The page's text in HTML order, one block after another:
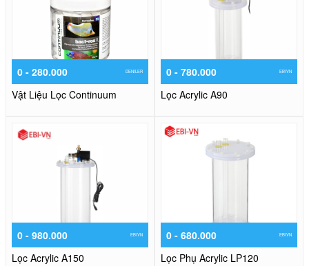
0 - 280.000 DENILER
Vật Liệu Lọc Continuum
0 - 780.000 EBIVN
Lọc Acrylic A90
0 - 980.000 EBIVN
Lọc Acrylic A150
0 - 680.000 EBIVN
Lọc Phụ Acrylic LP120